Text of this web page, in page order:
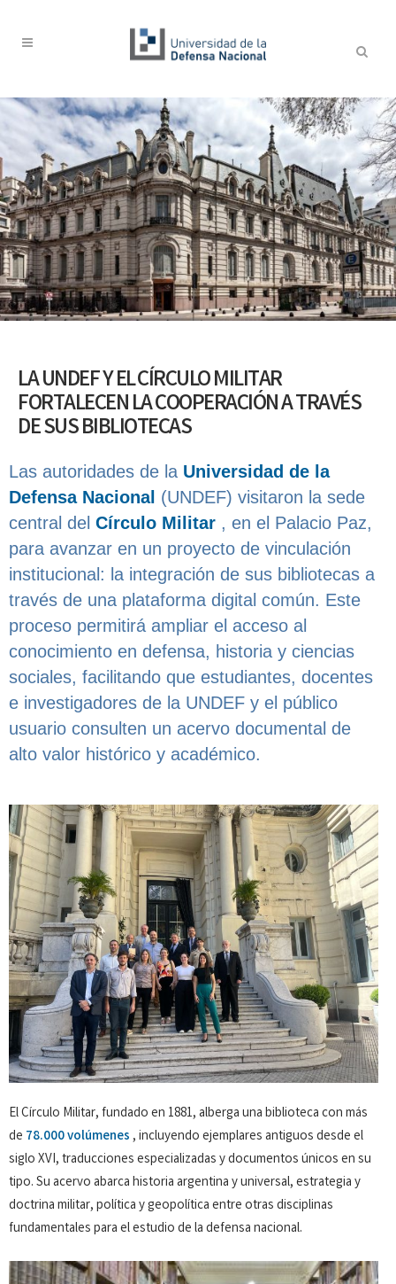
LA UNDEF Y EL CÍRCULO MILITAR
FORTALECEN LA COOPERACIÓN A TRAVÉS
DE SUS BIBLIOTECAS
Las autoridades de la Universidad de la
Defensa Nacional (UNDEF) visitaron la sede
central del Círculo Militar , en el Palacio Paz,
para avanzar en un proyecto de vinculación
institucional: la integración de sus bibliotecas a
través de una plataforma digital común. Este
proceso permitirá ampliar el acceso al
conocimiento en defensa, historia y ciencias
sociales, facilitando que estudiantes, docentes
e investigadores de la UNDEF y el público
usuario consulten un acervo documental de
alto valor histórico y académico.
El Círculo Militar, fundado en 1881, alberga una biblioteca con más
de 78.000 volúmenes, incluyendo ejemplares antiguos desde el
siglo XVI, traducciones especializadas y documentos únicos en su
tipo. Su acervo abarca historia argentina y universal, estrategia y
doctrina militar, política y geopolítica entre otras disciplinas
fundamentales para el estudio de la defensa nacional.